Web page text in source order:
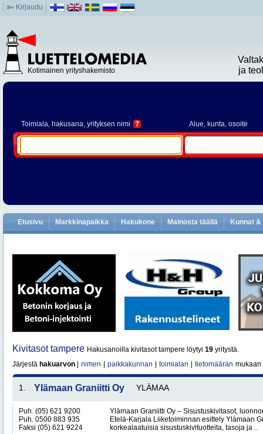
Kirjaudu
Kotimainen yrityshakemisto
ja
Toimiala, hakusana, yrityksen nimi ? Alue, kunta, osoite
Etusivu Markkinapaikka Hakukone Mainosta täällä Kunnat
Kivitasot tampere Hakusanoilla kivitasot tampere löytyi 19 yritystä.
Järjestä hakuarvon nimen paikkakunnan toimialan tietomäärän mukaan
1. Ylämaan Graniitti Oy YLÄMAA
Puh. (05) 621 9200
Puh. 0500 883 935
Faksi (05) 621 9224
Ylämaan Graniitti Oy – Sisustuskivitasot,
Etelä-Karjala Liiketoiminnan esittely Ylämaan
korkealaatuisia sisustuskivituotteita, tasoja ja ..